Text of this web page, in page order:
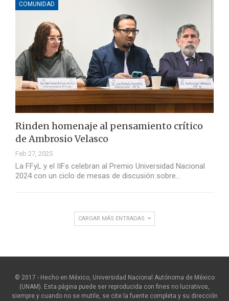
COMUNIDAD
Rinden homenaje al pensamiento crítico
de Ambrosio Velasco
Feb 27, 2025
La FFyL y el IIFs celebran al Premio Universidad Nacional
2024 con un ciclo de mesas de discusión sobre…
CARGAR MÁS ENTRADAS
© 2017 - Hecho en México, Universidad Nacional Autónoma de México
(UNAM). Esta página puede ser reproducida con fines no lucrativos,
siempre y cuando no se mutile, se cite la fuente completa y su dirección